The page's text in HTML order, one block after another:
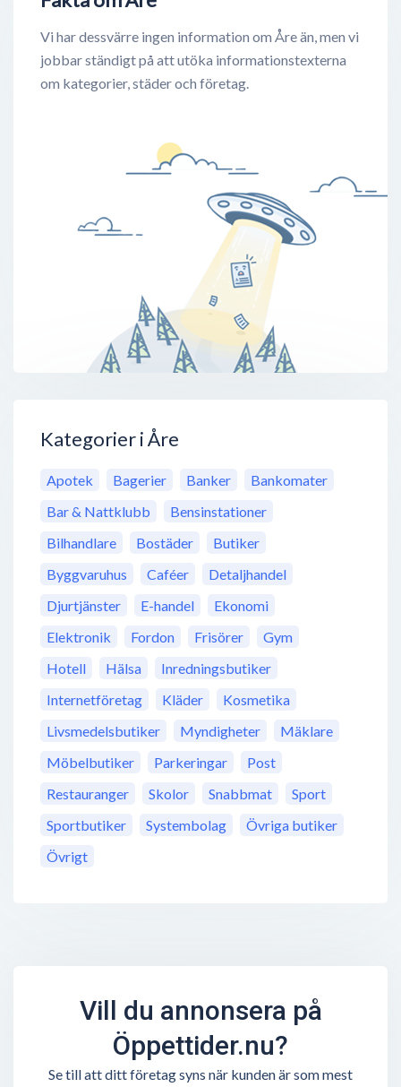
Vi har dessvärre ingen information om Åre än, men vi
jobbar ständigt på att utöka informationstexterna
om kategorier, städer och företag.
Kategorier i Åre
Apotek Bagerier Banker
Bankomater
Bar & Nattklubb
Bensinstationer
Bilhandlare
Bostäder
Butiker
Byggvaruhus
Caféer
Detaljhandel
Djurtjänster
E-handel
Ekonomi
Elektronik
Fordon Frisörer
Gym
Hotell
Hälsa
Inredningsbutiker
Internetföretag
Kläder
Kosmetika
Livsmedelsbutiker
Myndigheter
Mäklare
Möbelbutiker
Parkeringar
Post
Restauranger
Skolor Snabbmat
Sport
Sportbutiker
Systembolag
Övriga butiker
Övrigt
Vill du annonsera på
Öppettider.nu?
Se till att ditt företag syns när kunden är som mest